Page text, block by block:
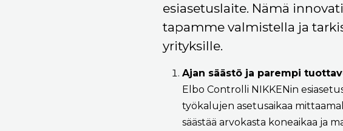
esiasetuslaite. Nämä
tapamme valmistella ja
yrityksille.
Ajan säästö ja parempi
Elbo Controlli NIKKENin
työkalujen asetusaikaa
säästää arvokasta koneaikaa ja